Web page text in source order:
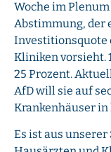
Woche im
Abstimmung, der
Investitionsquote
Kliniken vorsieht.
25 Prozent.
AfD will sie auf
Krankenhäuser
Es ist aus